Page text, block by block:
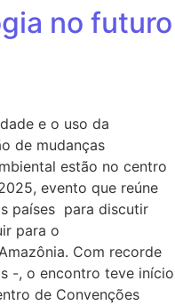
no futuro
e o uso da
de mudanças
estão no centro
evento que reúne
países para discutir
para o
Com recorde
-, o encontro teve início
de Convenções